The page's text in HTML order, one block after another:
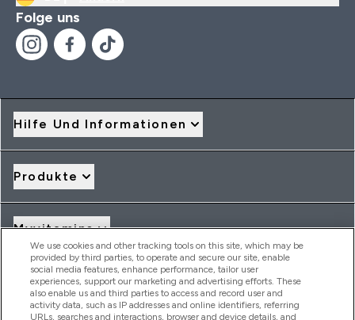
Folge uns
Hilfe Und Informationen
Produkte
Myvitamins
Angebote & Rabatte
We use cookies and other tracking tools on this site, which may be
provided by third parties, to operate and secure our site, enable
social media features, enhance performance, tailor user
experiences, support our marketing and advertising efforts. These
also enable us and third parties to access and record user and
activity data, such as IP addresses and online identifiers, referring
URLs, searches and interactions, browser and device details, and